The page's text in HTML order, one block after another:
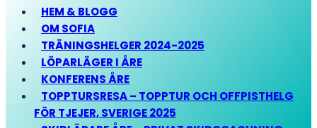
HEM & BLOGG
OM SOFIA
TRÄNINGSHELGER 2024-2025
LÖPARLÄGER I ÅRE
KONFERENS ÅRE
TOPPTURSRESA – TOPPTUR OCH OFFPISTHELG
FÖR TJEJER, SVERIGE 2025